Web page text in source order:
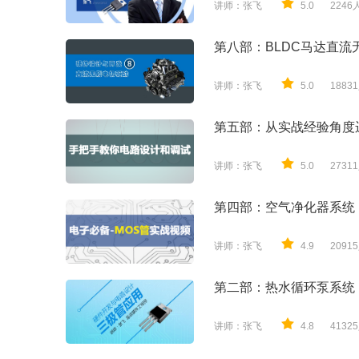
讲师：张飞 5.0 2246
第八部：BLDC马达直流
讲师：张飞 5.0
第五部：从实战经验角
讲师：张飞 5.0
第四部：空气净化器系
讲师：张飞 4.9
第二部：热水循环泵系
讲师：张飞 4.8